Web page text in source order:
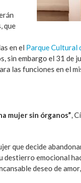
que
en el Parque Cultural
sin embargo el 31 de
las funciones en el
mujer sin órganos”,
que decide
destierro emocional
deseo de